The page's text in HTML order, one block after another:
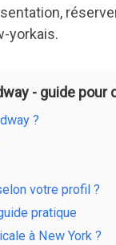
yorkais.
- guide pour
?
votre profil ?
pratique
à New York ?